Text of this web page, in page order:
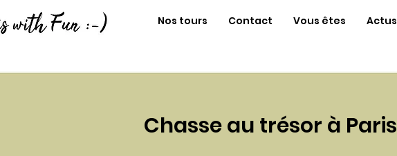
Nos tours Contact Vous êtes Actus
Chasse au trésor à Paris